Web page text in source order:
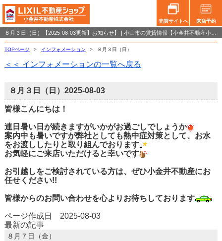
売買サイトへ 来店予約
８月３日（日）【2025-08-03更新】お知らせ】 | 小山市の賃貸情報【小金井不動産小山店】
TOPページ > インフォメーション > ８月３日（日）
＜＜ インフォメーションの一覧へ戻る
８月３日（日） 2025-08-03
皆様こんにちは！
連日暑い日が続きますがいかがお過ごしでしょうか
案内中も暑いですが弊社としても熱中症対策として、お水
をお渡ししたりと取り組んでおります
お気軽にご来店いただけると幸いです
お引越しをご検討されている方は、ぜひ小金井不動産にお
任せください!!
皆様からのお問い合わせを心よりお待ちしております
ページ作成日 2025-08-03
最新の記事
８月７日（金）